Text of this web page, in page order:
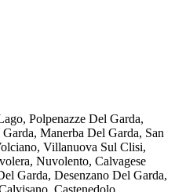
Polpenazze Del Garda,
Manerba Del Garda, San
Villanuova Sul Clisi,
Nuvolento, Calvagese
Garda, Desenzano Del Garda,
Castenedolo,